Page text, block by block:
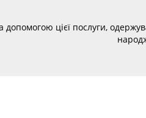
цієї послуги,